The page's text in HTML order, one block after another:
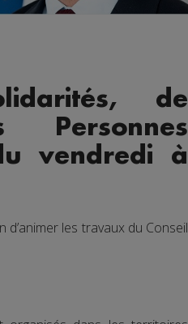
de
vendredi à
les travaux du Conseil